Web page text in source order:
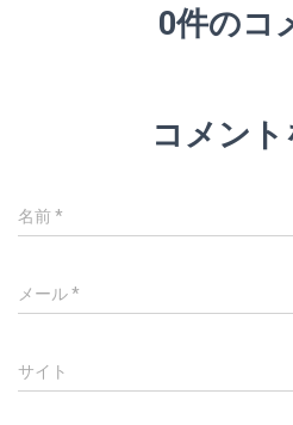
0件のコ
コメン
名前*
メール*
サイト